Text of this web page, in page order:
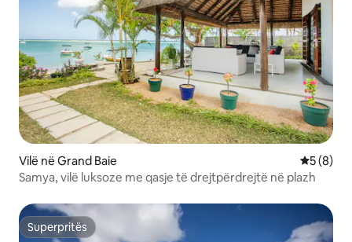
Vilë në Grand Baie
5 (8)
Samya, vilë luksoze me qasje të drejtpërdrejtë në plazh
Superpritës
Superpritës